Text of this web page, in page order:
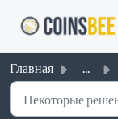
Главная ...